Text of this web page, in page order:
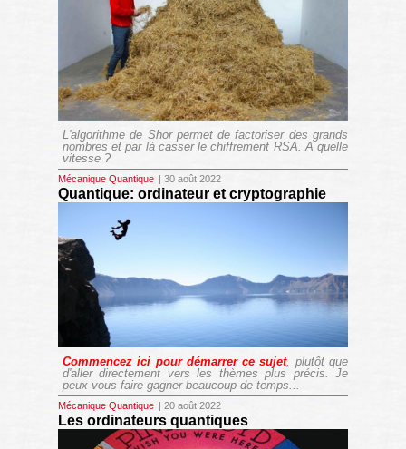
L'algorithme de Shor permet de factoriser des grands
nombres et par là casser le chiffrement RSA. A quelle
vitesse ?
Mécanique Quantique | 30 août 2022
Quantique: ordinateur et cryptographie
Commencez ici pour démarrer ce sujet, plutôt que
d'aller directement vers les thèmes plus précis. Je
peux vous faire gagner beaucoup de temps...
Mécanique Quantique | 20 août 2022
Les ordinateurs quantiques